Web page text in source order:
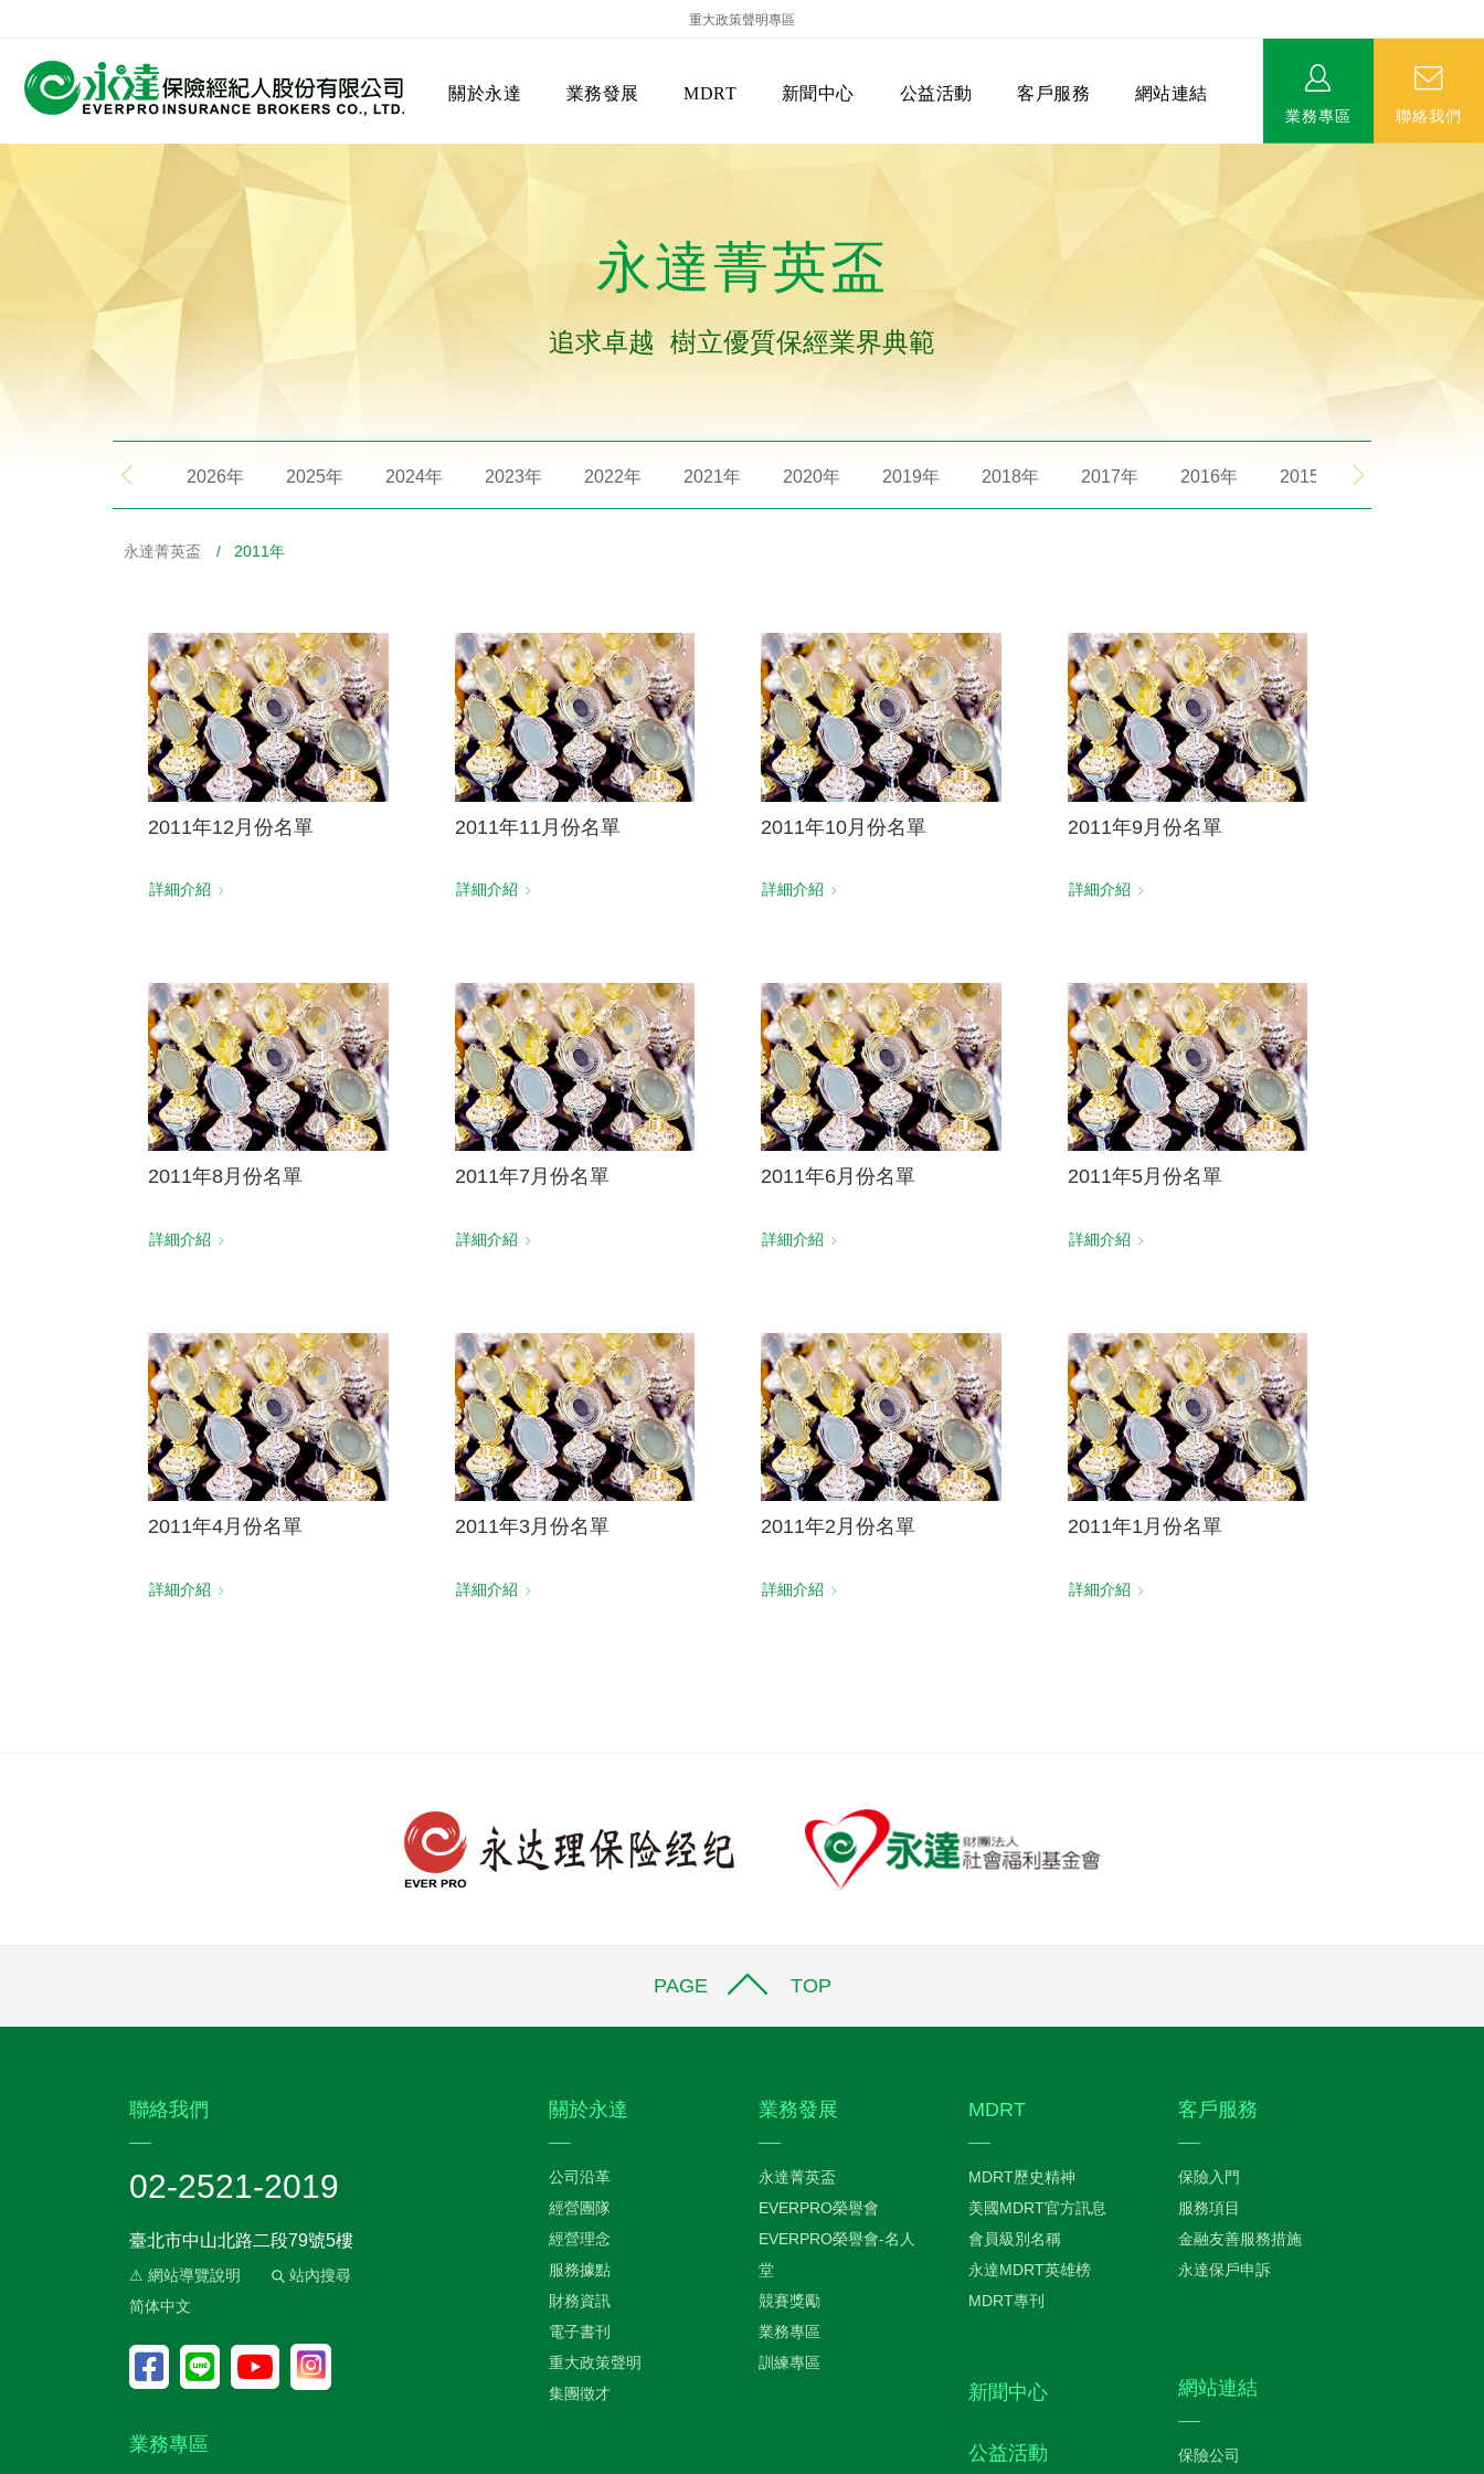
重大政策聲明專區
關於永達
關於永達
業務發展
業務發展
MDRT
MDRT
新聞中心 公益活動 客戶服務
客戶服務
網站連結
網站連結
好康報報 洗錢防制暨打擊資恐
業務專區 聯絡我們
2026年 2025年 2024年 2023年 2022年 2021年 2020年 2019年 2018年 2017年 2016年 2015年
永達菁英盃
追求卓越 樹立優質保經業界典範
永達菁英盃 / 2011年
2011年12月份名單
詳細介紹
2011年11月份名單
詳細介紹
2011年10月份名單
詳細介紹
2011年9月份名單
詳細介紹
2011年8月份名單
詳細介紹
2011年7月份名單
詳細介紹
2011年6月份名單
詳細介紹
2011年5月份名單
詳細介紹
2011年4月份名單
詳細介紹
2011年3月份名單
詳細介紹
2011年2月份名單
詳細介紹
2011年1月份名單
詳細介紹
PAGE TOP
聯絡我們
02-2521-2019
臺北市中山北路二段79號5樓
⚠ 網站導覽說明
站內搜尋
简体中文
業務專區
關於永達
公司沿革
經營團隊
經營理念
服務據點
財務資訊
電子書刊
重大政策聲明
集團徵才
業務發展
永達菁英盃
EVERPRO榮譽會
EVERPRO榮譽會-名人
堂
競賽獎勵
業務專區
訓練專區
MDRT
MDRT歷史精神
美國MDRT官方訊息
會員級別名稱
永達MDRT英雄榜
MDRT專刊
新聞中心
公益活動
客戶服務
保險入門
服務項目
金融友善服務措施
永達保戶申訴
網站連結
保險公司